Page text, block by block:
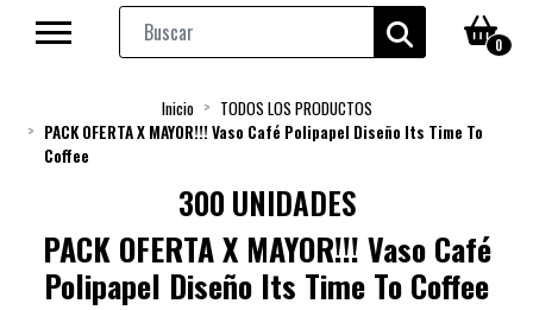
0
Inicio
TODOS LOS PRODUCTOS
PACK OFERTA X MAYOR!!! Vaso Café Polipapel Diseño Its Time To
Coffee
300 UNIDADES
PACK OFERTA X MAYOR!!! Vaso Café
Polipapel Diseño Its Time To Coffee